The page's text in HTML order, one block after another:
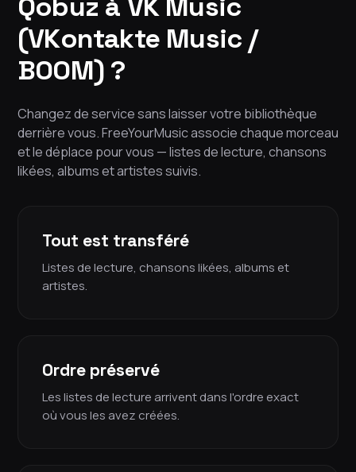
(VKontakte Music /
BOOM) ?
Changez de service sans laisser votre bibliothèque
derrière vous. FreeYourMusic associe chaque morceau
et le déplace pour vous — listes de lecture, chansons
likées, albums et artistes suivis.
Tout est transféré
Listes de lecture, chansons likées, albums et
artistes.
Ordre préservé
Les listes de lecture arrivent dans l'ordre exact
où vous les avez créées.